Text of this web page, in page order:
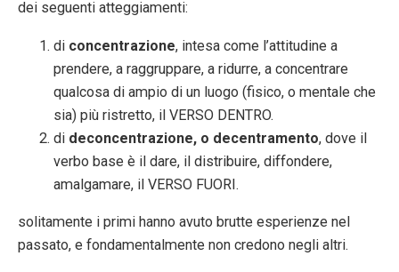
dei seguenti atteggiamenti:
di concentrazione, intesa come l’attitudine a
prendere, a raggruppare, a ridurre, a concentrare
qualcosa di ampio di un luogo (fisico, o mentale che
sia) più ristretto, il VERSO DENTRO.
di deconcentrazione, o decentramento, dove il
verbo base è il dare, il distribuire, diffondere,
amalgamare, il VERSO FUORI.
solitamente i primi hanno avuto brutte esperienze nel
passato, e fondamentalmente non credono negli altri.